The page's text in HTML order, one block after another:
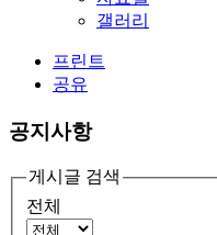
갤러리
프린트
공유
공지사항
게시글 검색
전체